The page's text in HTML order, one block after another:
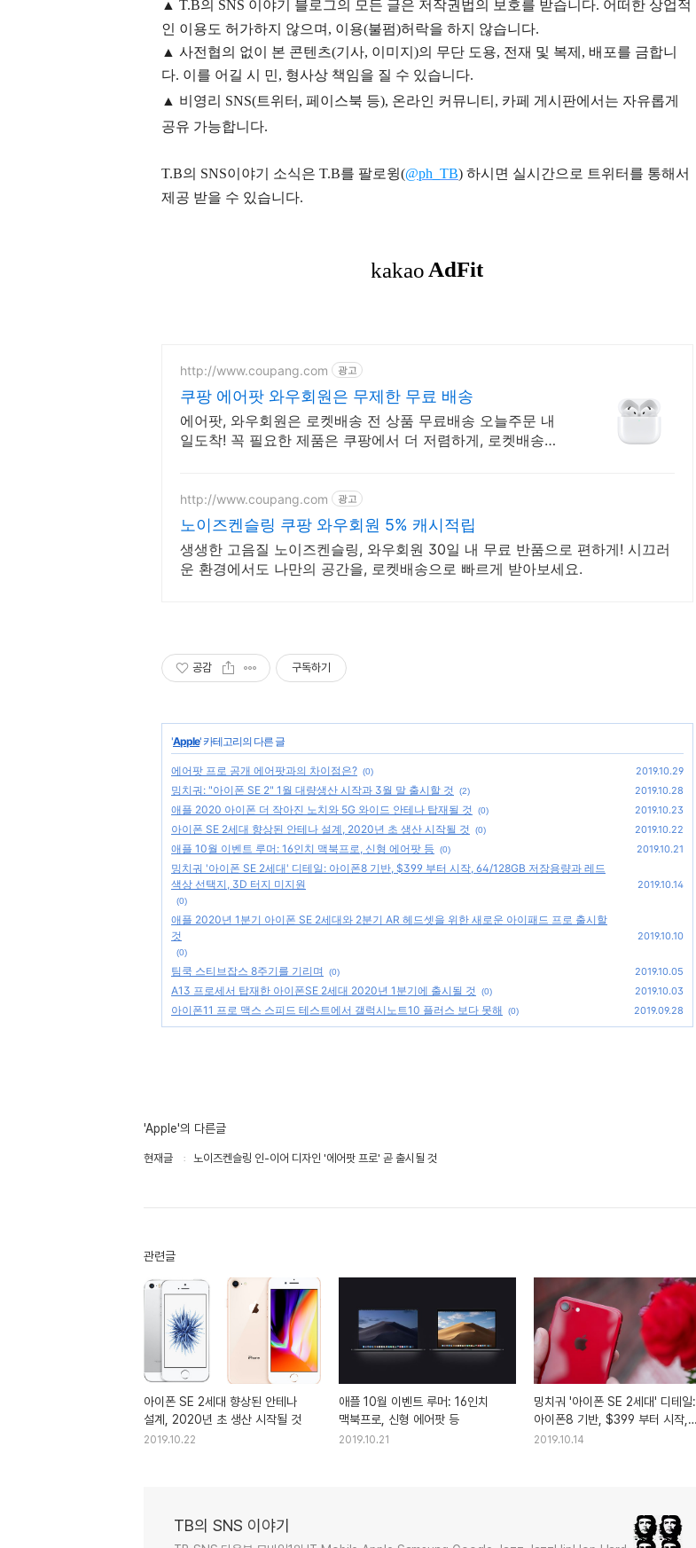
▲ T.B의 SNS 이야기 블 로그의 모든 글은 저작권법의 보호를 받습니다. 어떠한 상업적
인 이용도 허가하지 않으며, 이용(불펌)허락을 하지 않습니다.
▲ 사전협의 없이 본 콘텐츠(기사, 이미지)의 무단 도용, 전재 및 복제, 배포를 금합니
다. 이를 어길 시 민, 형사상 책임을 질 수 있습니다.
▲ 비영리 SNS(트위터, 페이스북 등), 온라인 커뮤니티, 카페 게시판에서는 자유롭게
공유 가능합니다.
T.B의 SNS이야기 소식은 T.B를 팔로윙(@ph_TB) 하시면 실시간으로 트위터를 통해서
제공 받을 수 있습니다.
http://www.coupang.com 광고
쿠팡 에어팟 와우회원은 무제한 무료 배송
에어팟, 와우회원은 로켓배송 전 상품 무료배송 오늘주문 내
일도착! 꼭 필요한 제품은 쿠팡에서 더 저렴하게, 로켓배송으
http://www.coupang.com 광고
노이즈켄슬링 쿠팡 와우회원 5% 캐시적립
생생한 고음질 노이즈켄슬링, 와우회원 30일 내 무료 반품으로 편하게! 시끄러
운 환경에서도 나만의 공간을, 로켓배송으로 빠르게 받아보세요.
공감 구독하기
'Apple' 카테고리의 다른 글
에어팟 프로 공개 에어팟과의 차이점은? (0) 2019.10.29
밍치궈: "아이폰 SE 2" 1월 대량생산 시작과 3월 말 출시할 것 (2) 2019.10.28
애플 2020 아이폰 더 작아진 노치와 5G 와이드 안테나 탑재될 것 (0) 2019.10.23
아이폰 SE 2세대 향상된 안테나 설계, 2020년 초 생산 시작될 것 (0) 2019.10.22
애플 10월 이벤트 루머: 16인치 맥북프로, 신형 에어팟 등 (0) 2019.10.21
밍치궈 '아이폰 SE 2세대' 디테일: 아이폰8 기반, $399 부터 시작, 64/128GB 저장용량과 레드
색상 선택지, 3D 터지 미지원
(0)
2019.10.14
애플 2020년 1분기 아이폰 SE 2세대와 2분기 AR 헤드셋을 위한 새로운 아이패드 프로 출시할
것
(0)
2019.10.10
팀쿡 스티브잡스 8주기를 기리며 (0) 2019.10.05
A13 프로세서 탑재한 아이폰SE 2세대 2020년 1분기에 출시될 것 (0) 2019.10.03
아이폰11 프로 맥스 스피드 테스트에서 갤럭시노트10 플러스 보다 못해 (0) 2019.09.28
'Apple'의 다른글
현재글 노이즈켄슬링 인-이어 디자인 '에어팟 프로' 곧 출시될 것
관련글
아이폰 SE 2세대 향상된 안테나
설계, 2020년 초 생산 시작될 것
2019.10.22
애플 10월 이벤트 루머: 16인치
맥북프로, 신형 에어팟 등
2019.10.21
밍치궈 '아이폰 SE 2세대' 디테일:
아이폰8 기반, $399 부터 시작,
64/128GB 저장용량과 레드 색상
2019.10.14
TB의 SNS 이야기